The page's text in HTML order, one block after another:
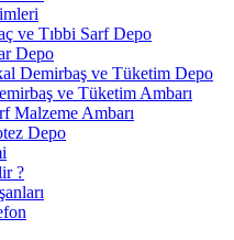
ve Tıbbi Sarf Depo
Depo
Demirbaş ve Tüketim Depo
ve Tüketim Ambarı
Malzeme Ambarı
Depo
?